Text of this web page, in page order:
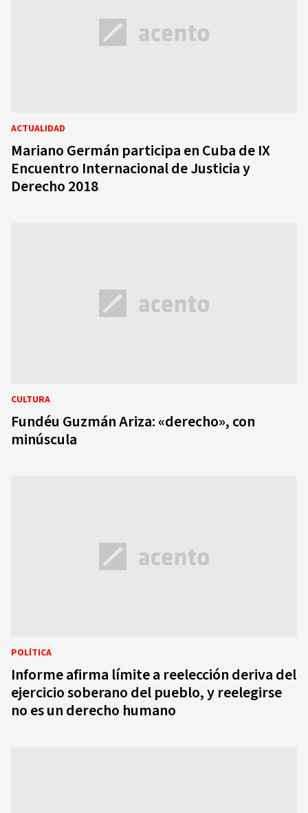
ACTUALIDAD
Mariano Germán participa en Cuba de IX
Encuentro Internacional de Justicia y
Derecho 2018
CULTURA
Fundéu Guzmán Ariza: «derecho», con
minúscula
POLÍTICA
Informe afirma límite a reelección deriva del
ejercicio soberano del pueblo, y reelegirse
no es un derecho humano